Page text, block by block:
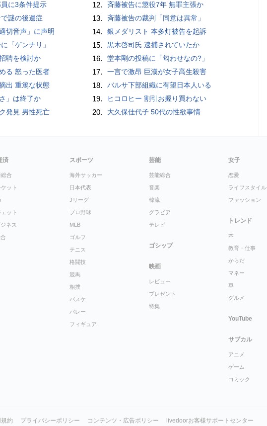
に3条件提示
謎の後遺症
切音声」に声明
「ゲンナリ」
聘を検討か
る 怒った医者
出 重篤な状態
」は終了か
発見 男性死亡
12. 斉藤被告に懲役7年 無罪主張か
13. 斉藤被告の裁判「同意は異常」
14. 銀メダリスト 本多灯被告を起訴
15. 黒木啓司氏 逮捕されていたか
16. 堂本剛の投稿に「匂わせなの?」
17. 一言で激昂 巨漢が女子高生殺害
18. バルサ下部組織に有望日本人いる
19. ヒコロヒー 割引お握り買わない
20. 大久保佳代子 50代の性欲事情
済
合
ット
ット
ネス
スポーツ
海外サッカー
日本代表
Jリーグ
プロ野球
MLB
ゴルフ
テニス
格闘技
競馬
相撲
バスケ
バレー
フィギュア
芸能
芸能総合
音楽
韓流
グラビア
テレビ
ゴシップ
映画
レビュー
プレゼント
特集
女子
恋愛
ライフスタイル
ファッション
トレンド
本
教育・仕事
からだ
マネー
車
グルメ
YouTube
サブカル
アニメ
ゲーム
コミック
約 プライバシーポリシー コンテンツ・広告ポリシー livedoorお客様サポートセンター